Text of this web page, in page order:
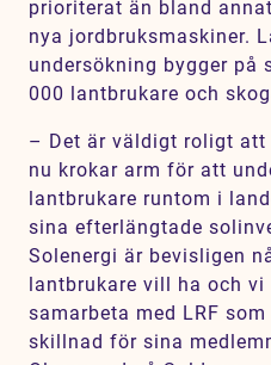
prioriterat än bland
nya jordbruksmaskiner.
undersökning bygger på
000 lantbrukare och
– Det är väldigt roligt att
nu krokar arm för att
lantbrukare runtom i
sina efterlängtade
Solenergi är bevisligen
lantbrukare vill ha och
samarbeta med LRF
skillnad för sina